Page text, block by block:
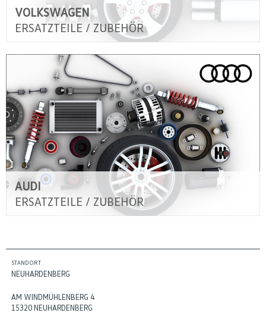
VOLKSWAGEN
ERSATZTEILE / ZUBEHÖR
AUDI
ERSATZTEILE / ZUBEHÖR
STANDORT
NEUHARDENBERG
AM WINDMÜHLENBERG 4
15320 NEUHARDENBERG